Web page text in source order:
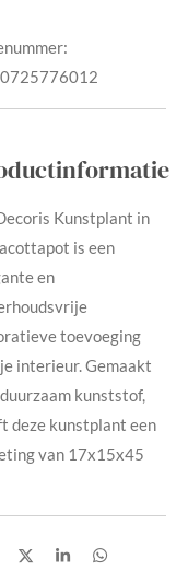
Kunstplant in
is een
en
toevoeging
interieur. Gemaakt
kunststof,
deze kunstplant een
van 17x15x45
D
D
D